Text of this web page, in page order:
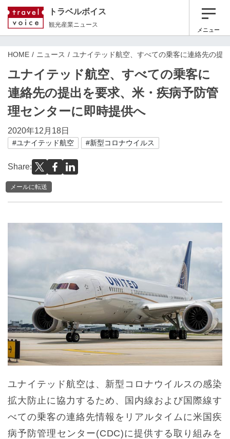
トラベルボイス
観光産業ニュース
メニュー
HOME ニュース ユナイテッド航空、すべての乗客に連絡先の提
ユナイテッド航空、すべての乗客に
連絡先の提出を要求、米・疾病予防管
理センターに即時提供へ
2020年12月18日
#ユナイテッド航空 #新型コロナウイルス
Share:
メールに転送
ユナイテッド航空は、新型コロナウイルスの感染
拡大防止に協力するため、国内線および国際線す
べての乗客の連絡先情報をリアルタイムに米国疾
病予防管理センター(CDC)に提供する取り組みを